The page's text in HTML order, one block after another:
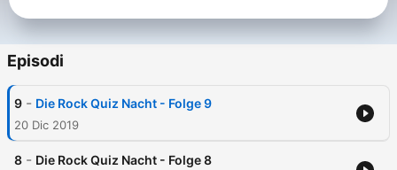
Episodi
9 - Die Rock Quiz Nacht - Folge 9
20 Dic 2019
8 - Die Rock Quiz Nacht - Folge 8